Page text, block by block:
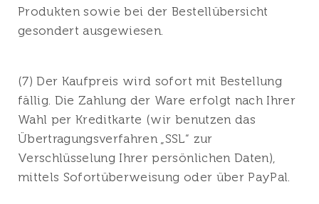
Produkten sowie bei der Bestellübersicht
gesondert ausgewiesen.
(7) Der Kaufpreis wird sofort mit Bestellung
fällig. Die Zahlung der Ware erfolgt nach Ihrer
Wahl per Kreditkarte (wir benutzen das
Übertragungsverfahren „SSL“ zur
Verschlüsselung Ihrer persönlichen Daten),
mittels Sofortüberweisung oder über PayPal.